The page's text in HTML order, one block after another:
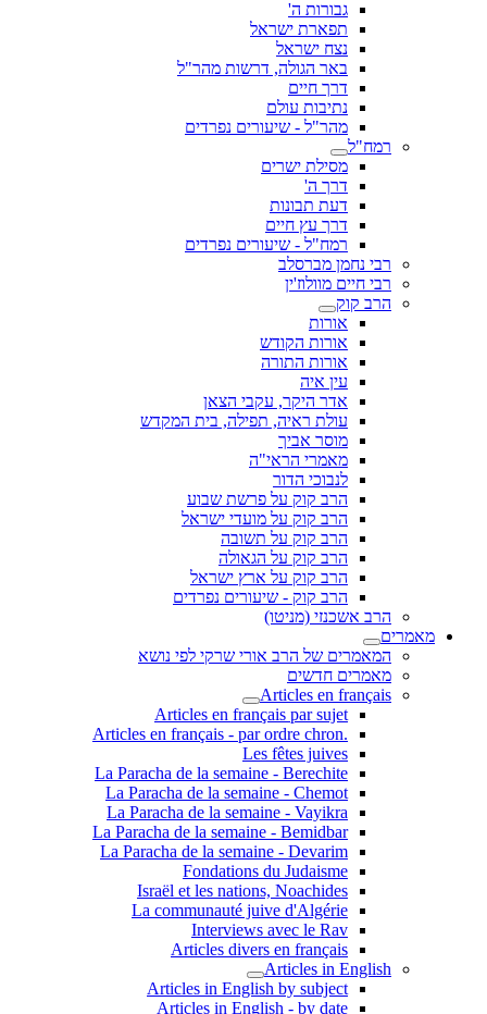
גבורות ה'
תפארת ישראל
נצח ישראל
באר הגולה, דרשות מהר"ל
דרך חיים
נתיבות עולם
מהר"ל - שיעורים נפרדים
רמח"ל
מסילת ישרים
דרך ה'
דעת תבונות
דרך עץ חיים
רמח"ל - שיעורים נפרדים
רבי נחמן מברסלב
רבי חיים מוולוז'ין
הרב קוק
אורות
אורות הקודש
אורות התורה
עין איה
אדר היקר, עקבי הצאן
עולת ראיה, תפילה, בית המקדש
מוסר אביך
מאמרי הראי"ה
לנבוכי הדור
הרב קוק על פרשת שבוע
הרב קוק על מועדי ישראל
הרב קוק על תשובה
הרב קוק על הגאולה
הרב קוק על ארץ ישראל
הרב קוק - שיעורים נפרדים
הרב אשכנזי (מניטו)
מאמרים
המאמרים של הרב אורי שרקי לפי נושא
מאמרים חדשים
Articles en français
Articles en français par sujet
.Articles en français - par ordre chron
Les fêtes juives
La Paracha de la semaine - Berechite
La Paracha de la semaine - Chemot
La Paracha de la semaine - Vayikra
La Paracha de la semaine - Bemidbar
La Paracha de la semaine - Devarim
Fondations du Judaisme
Israël et les nations, Noachides
La communauté juive d'Algérie
Interviews avec le Rav
Articles divers en français
Articles in English
Articles in English by subject
Articles in English - by date